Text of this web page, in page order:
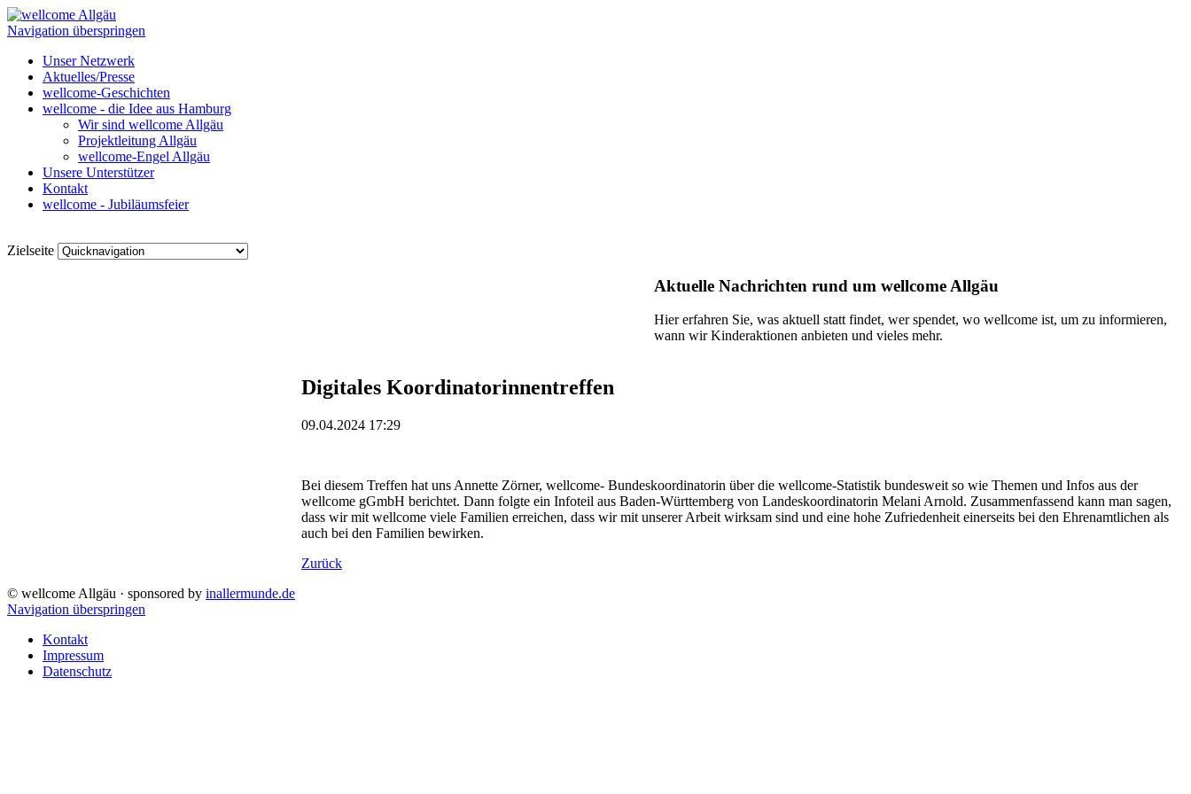
Navigation überspringen
Unser Netzwerk
Aktuelles/Presse
wellcome-Geschichten
wellcome - die Idee aus Hamburg
Wir sind wellcome Allgäu
Projektleitung Allgäu
wellcome-Engel Allgäu
Unsere Unterstützer
Kontakt
wellcome - Jubiläumsfeier
Zielseite
Aktuelle Nachrichten rund um wellcome Allgäu
Hier erfahren Sie, was aktuell statt findet, wer spendet, wo wellcome ist, um zu informieren,
wann wir Kinderaktionen anbieten und vieles mehr.
Digitales Koordinatorinnentreffen
09.04.2024 17:29
Bei diesem Treffen hat uns Annette Zörner, wellcome- Bundeskoordinatorin über die wellcome-Statistik bundesweit so wie Themen und Infos aus der
wellcome gGmbH berichtet. Dann folgte ein Infoteil aus Baden-Württemberg von Landeskoordinatorin Melani Arnold. Zusammenfassend kann man sagen,
dass wir mit wellcome viele Familien erreichen, dass wir mit unserer Arbeit wirksam sind und eine hohe Zufriedenheit einerseits bei den Ehrenamtlichen als
auch bei den Familien bewirken.
Zurück
© wellcome Allgäu · sponsored by inallermunde.de
Navigation überspringen
Kontakt
Impressum
Datenschutz